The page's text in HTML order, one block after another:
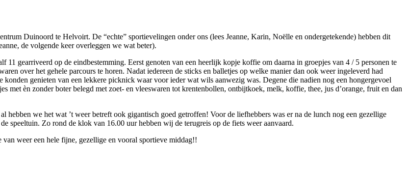
Duinoord te Helvoirt. De “echte” sportievelingen onder ons (lees Jeanne, Karin, Noëlle en ondergetekende) hebben dit
de volgende keer overleggen we wat beter).
gearriveerd op de eindbestemming. Eerst genoten van een heerlijk kopje koffie om daarna in groepjes van 4 / 5 personen te
over het gehele parcours te horen. Nadat iedereen de sticks en balletjes op welke manier dan ook weer ingeleverd had
genieten van een lekkere picknick waar voor ieder wat wils aanwezig was. Degene die nadien nog een hongergevoel
met èn zonder boter belegd met zoet- en vleeswaren tot krentenbollen, ontbijtkoek, melk, koffie, thee, jus d’orange, fruit en dan
hebben we het wat ’t weer betreft ook gigantisch goed getroffen! Voor de liefhebbers was er na de lunch nog een gezellige
speeltuin. Zo rond de klok van 16.00 uur hebben wij de terugreis op de fiets weer aanvaard.
weer een hele fijne, gezellige en vooral sportieve middag!!